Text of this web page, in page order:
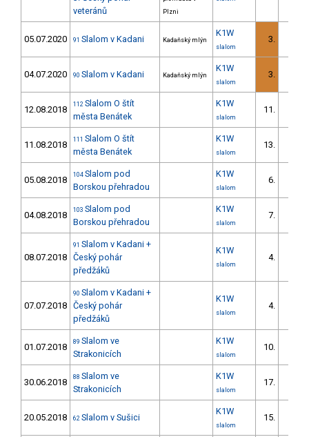
veteránů
Plzni
05.07.2020 91 Slalom v Kadani Kadaňský mlýn
K1W
slalom
3.
04.07.2020 90 Slalom v Kadani Kadaňský mlýn
K1W
slalom
3.
12.08.2018 112 Slalom O štít
města Benátek
K1W
slalom
11.
11.08.2018 111 Slalom O štít
města Benátek
K1W
slalom
13.
05.08.2018 104 Slalom pod
Borskou přehradou
K1W
slalom
6.
04.08.2018 103 Slalom pod
Borskou přehradou
K1W
slalom
7.
08.07.2018
91 Slalom v Kadani +
Český pohár
předžáků
K1W
slalom
4.
07.07.2018
90 Slalom v Kadani +
Český pohár
předžáků
K1W
slalom
4.
01.07.2018 89 Slalom ve
Strakonicích
K1W
slalom
10.
30.06.2018 88 Slalom ve
Strakonicích
K1W
slalom
17.
20.05.2018 62 Slalom v Sušici
K1W
slalom
15.